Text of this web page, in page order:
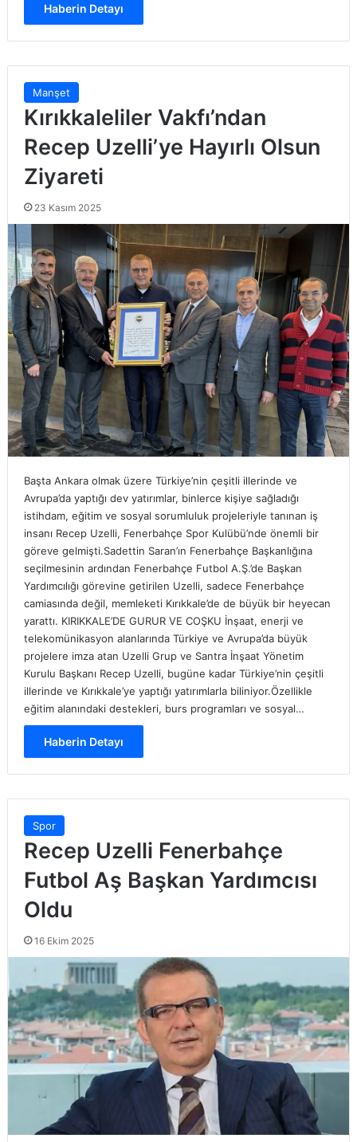
Haberin Detayı
Manşet
Kırıkkaleliler Vakfı’ndan
Recep Uzelli’ye Hayırlı Olsun
Ziyareti
23 Kasım 2025
Başta Ankara olmak üzere Türkiye’nin çeşitli illerinde ve
Avrupa’da yaptığı dev yatırımlar, binlerce kişiye sağladığı
istihdam, eğitim ve sosyal sorumluluk projeleriyle tanınan iş
insanı Recep Uzelli, Fenerbahçe Spor Kulübü’nde önemli bir
göreve gelmişti.Sadettin Saran’ın Fenerbahçe Başkanlığına
seçilmesinin ardından Fenerbahçe Futbol A.Ş.’de Başkan
Yardımcılığı görevine getirilen Uzelli, sadece Fenerbahçe
camiasında değil, memleketi Kırıkkale’de de büyük bir heyecan
yarattı. KIRIKKALE’DE GURUR VE COŞKU İnşaat, enerji ve
telekomünikasyon alanlarında Türkiye ve Avrupa’da büyük
projelere imza atan Uzelli Grup ve Santra İnşaat Yönetim
Kurulu Başkanı Recep Uzelli, bugüne kadar Türkiye’nin çeşitli
illerinde ve Kırıkkale’ye yaptığı yatırımlarla biliniyor.Özellikle
eğitim alanındaki destekleri, burs programları ve sosyal…
Haberin Detayı
Spor
Recep Uzelli Fenerbahçe
Futbol Aş Başkan Yardımcısı
Oldu
16 Ekim 2025